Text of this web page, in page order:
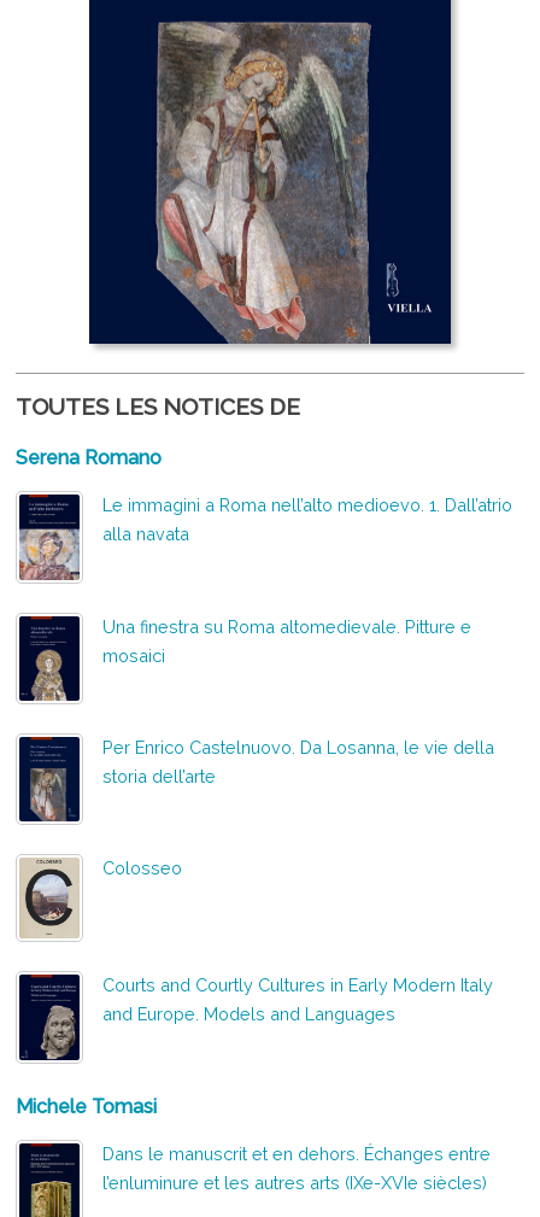
TOUTES LES NOTICES DE
Serena Romano
Le immagini a Roma nell’alto medioevo. 1. Dall’atrio
alla navata
Una finestra su Roma altomedievale. Pitture e
mosaici
Per Enrico Castelnuovo. Da Losanna, le vie della
storia dell’arte
Colosseo
Courts and Courtly Cultures in Early Modern Italy
and Europe. Models and Languages
Michele Tomasi
Dans le manuscrit et en dehors. Échanges entre
l’enluminure et les autres arts (IXe-XVIe siècles)